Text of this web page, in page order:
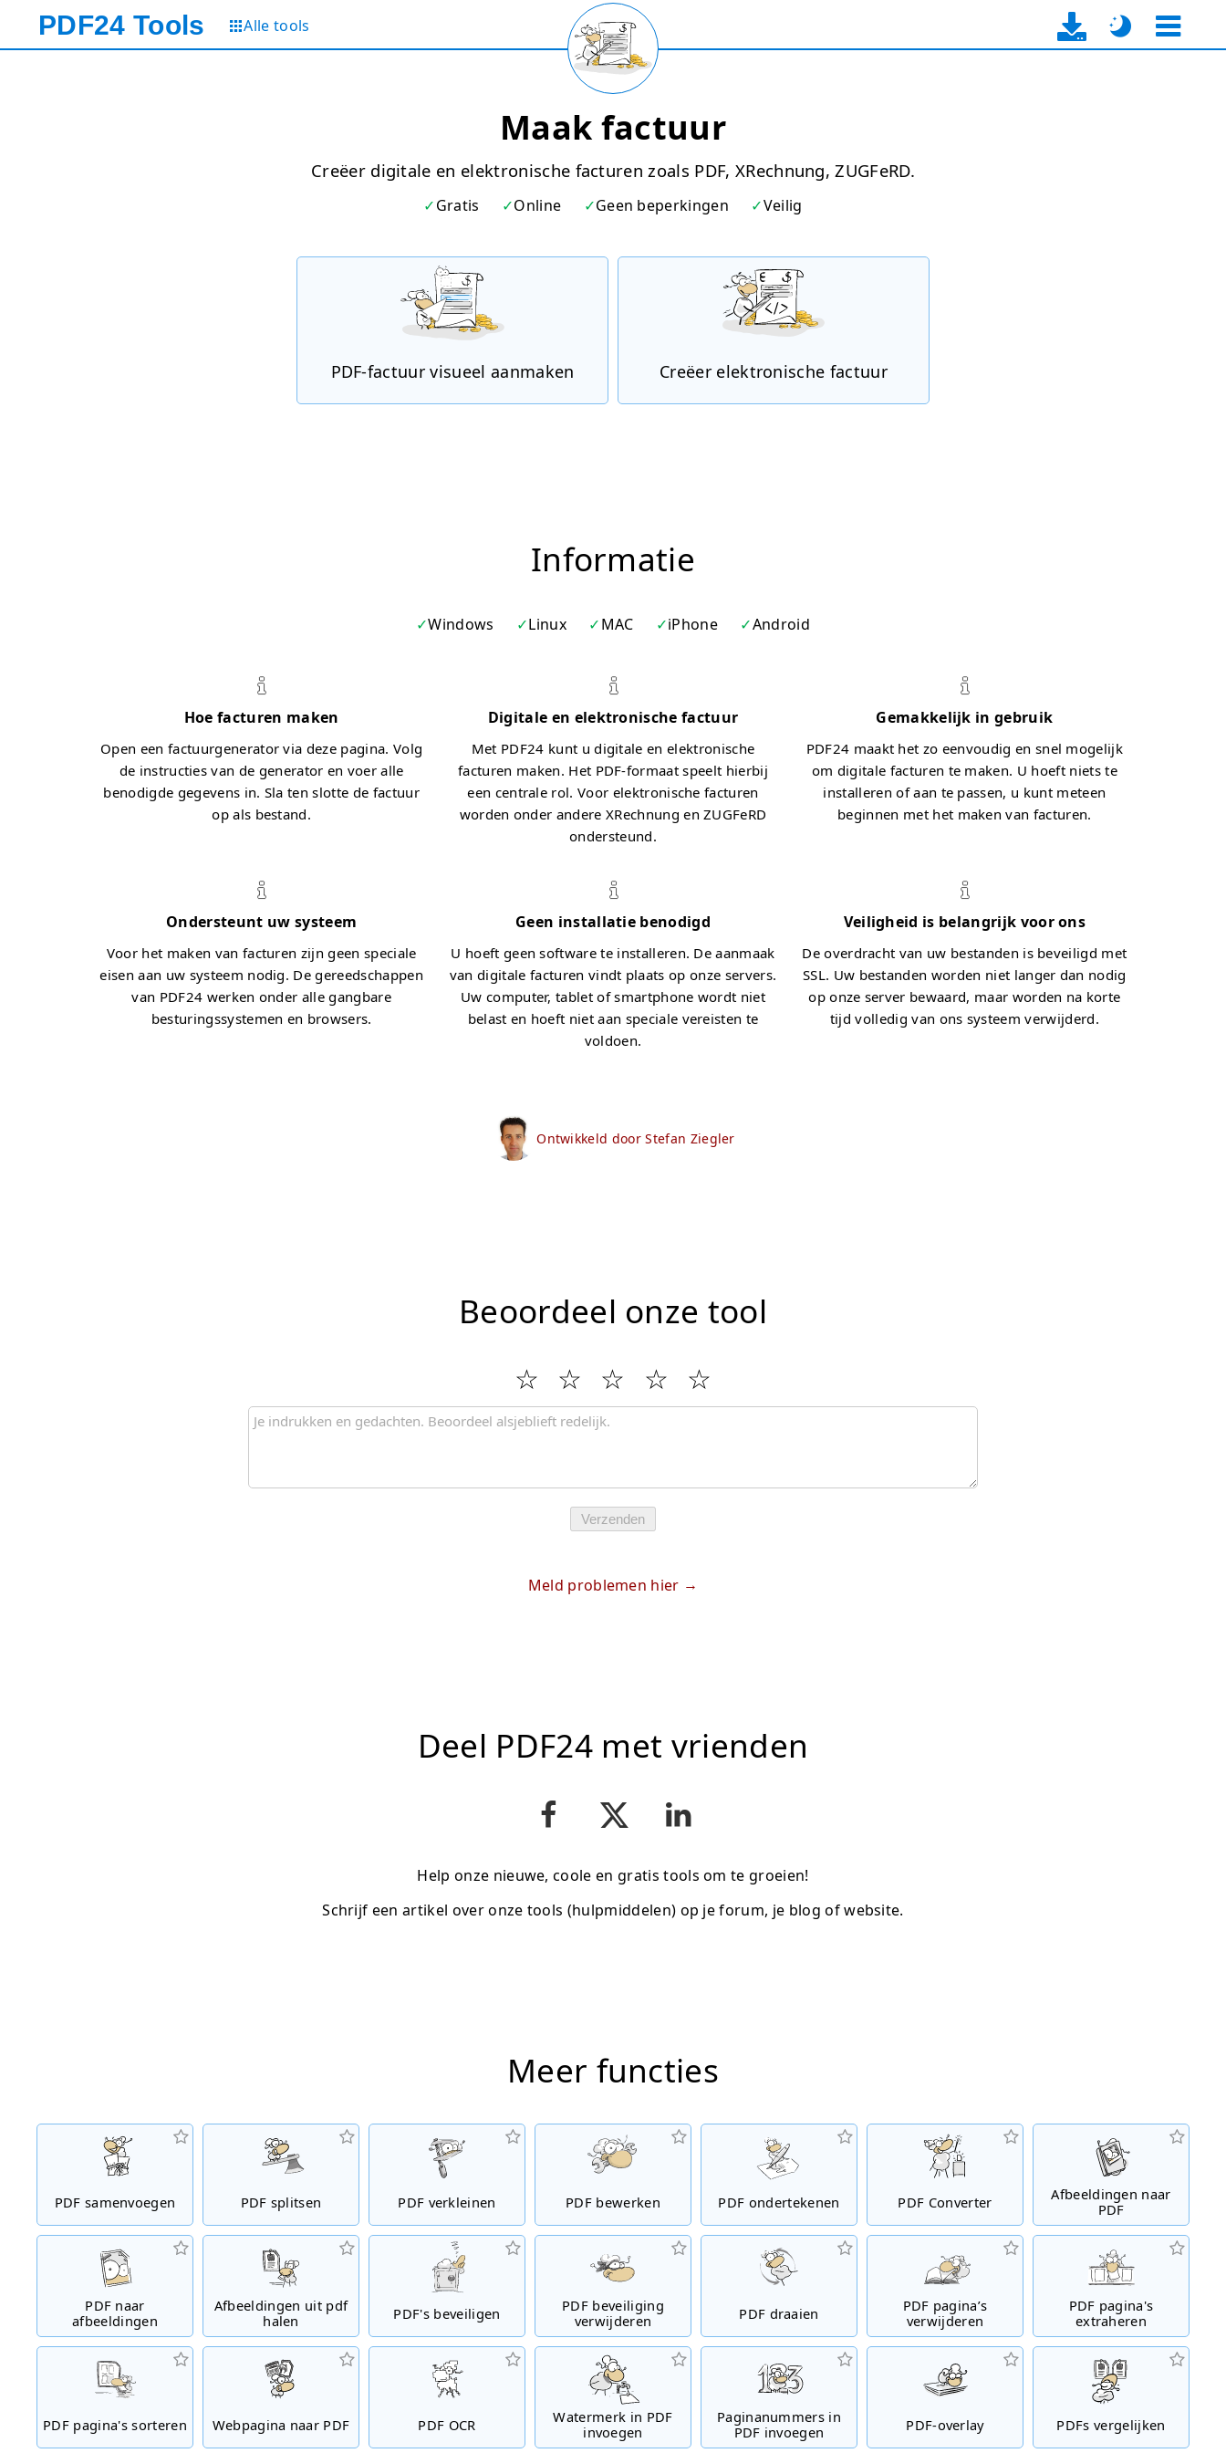
PDF24 Tools Alle tools
Maak factuur
Creëer digitale en elektronische facturen zoals PDF, XRechnung, ZUGFeRD.
Gratis Online Geen beperkingen Veilig
PDF-factuur visueel aanmaken Creëer elektronische factuur
Informatie
Windows Linux MAC iPhone Android
Hoe facturen maken
Open een factuurgenerator via deze pagina. Volg
de instructies van de generator en voer alle
benodigde gegevens in. Sla ten slotte de factuur
op als bestand.
Digitale en elektronische factuur
Met PDF24 kunt u digitale en elektronische
facturen maken. Het PDF-formaat speelt hierbij
een centrale rol. Voor elektronische facturen
worden onder andere XRechnung en ZUGFeRD
ondersteund.
Gemakkelijk in gebruik
PDF24 maakt het zo eenvoudig en snel mogelijk
om digitale facturen te maken. U hoeft niets te
installeren of aan te passen, u kunt meteen
beginnen met het maken van facturen.
Ondersteunt uw systeem
Voor het maken van facturen zijn geen speciale
eisen aan uw systeem nodig. De gereedschappen
van PDF24 werken onder alle gangbare
besturingssystemen en browsers.
Geen installatie benodigd
U hoeft geen software te installeren. De aanmaak
van digitale facturen vindt plaats op onze servers.
Uw computer, tablet of smartphone wordt niet
belast en hoeft niet aan speciale vereisten te
voldoen.
Veiligheid is belangrijk voor ons
De overdracht van uw bestanden is beveiligd met
SSL. Uw bestanden worden niet langer dan nodig
op onze server bewaard, maar worden na korte
tijd volledig van ons systeem verwijderd.
Ontwikkeld door Stefan Ziegler
Beoordeel onze tool
Verzenden
Meld problemen hier
Deel PDF24 met vrienden
Help onze nieuwe, coole en gratis tools om te groeien!
Schrijf een artikel over onze tools (hulpmiddelen) op je forum, je blog of website.
Meer functies
PDF samenvoegen PDF splitsen PDF verkleinen PDF bewerken PDF ondertekenen PDF Converter
Afbeeldingen naar
PDF
PDF naar
afbeeldingen
Afbeeldingen uit pdf
halen
PDF's beveiligen
PDF beveiliging
verwijderen
PDF draaien
PDF pagina’s
verwijderen
PDF pagina's
extraheren
PDF pagina's sorteren Webpagina naar PDF PDF OCR
Watermerk in PDF
invoegen
Paginanummers in
PDF invoegen
PDF-overlay PDFs vergelijken